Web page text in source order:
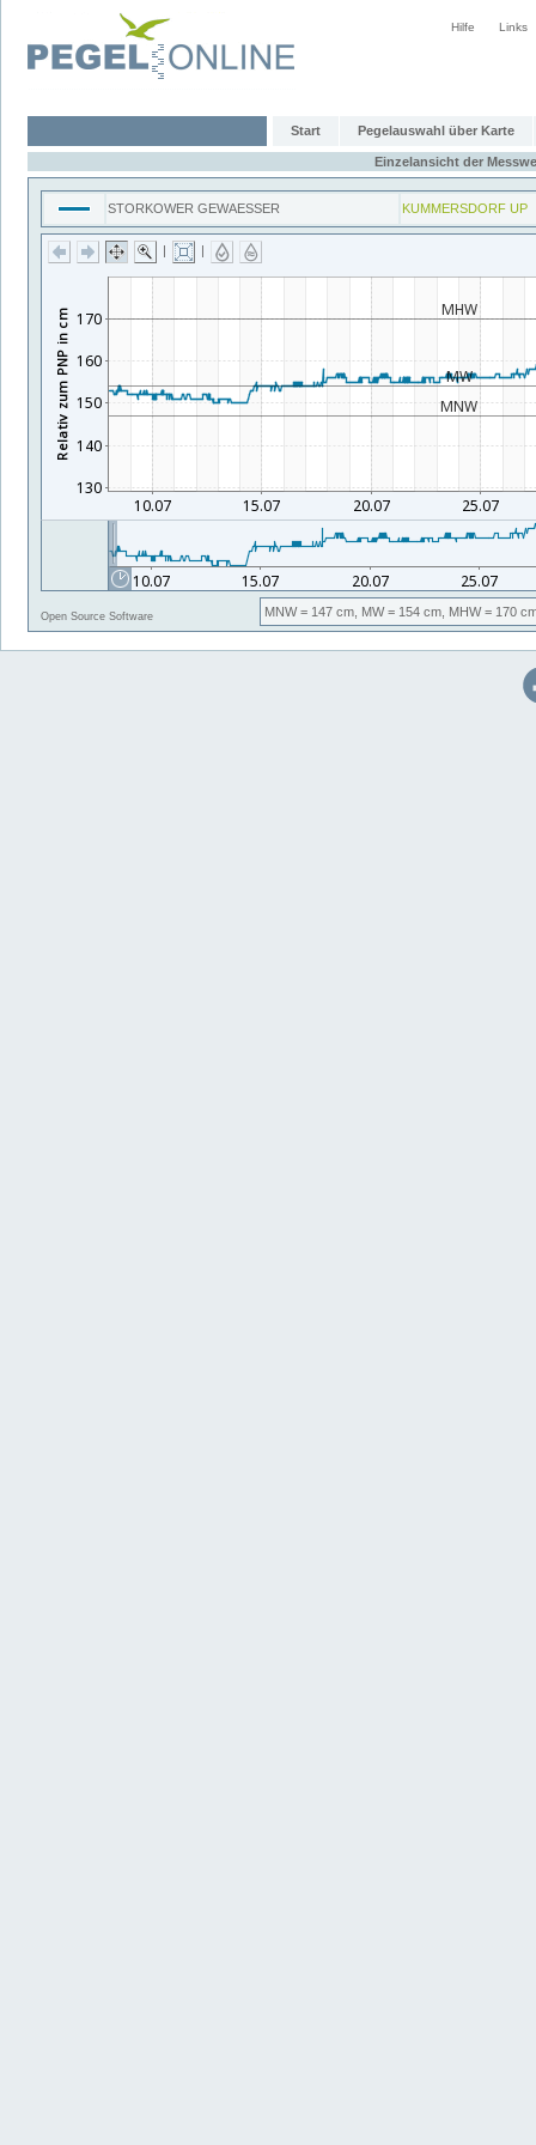
Hilfe Links
Start Pegelauswahl über Karte
Einzelansicht der
STORKOWER GEWAESSER KUMMERSDORF UP
| |
Open Source Software MNW= 147 cm, MW= 154 cm, MHW= 170